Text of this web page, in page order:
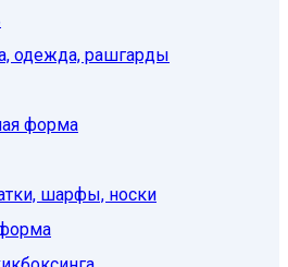
одежда, рашгарды
форма
шарфы, носки